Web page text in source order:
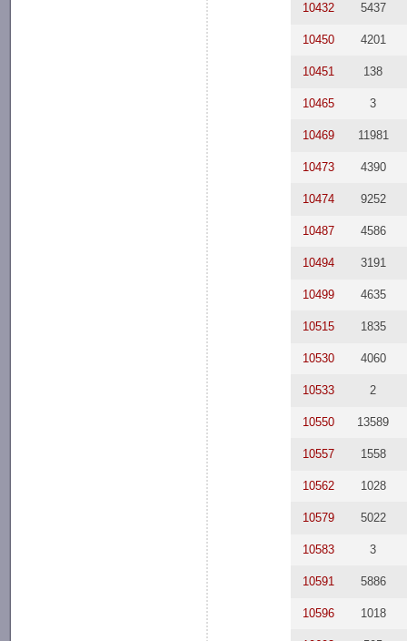
10432 5437
10450 4201
10451 138
10465 3
10469 11981
10473 4390
10474 9252
10487 4586
10494 3191
10499 4635
10515 1835
10530 4060
10533 2
10550 13589
10557 1558
10562 1028
10579 5022
10583 3
10591 5886
10596 1018